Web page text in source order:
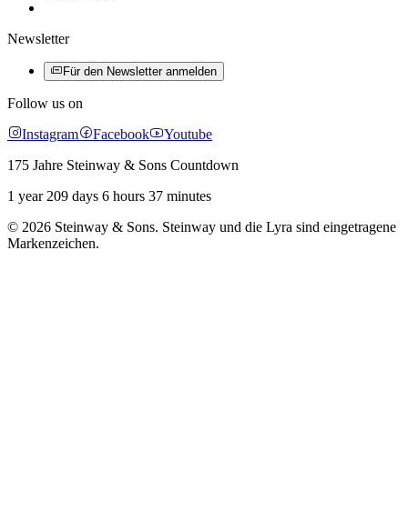
Newsletter
Für den Newsletter anmelden
Follow us on
Instagram
Facebook
Youtube
175 Jahre Steinway & Sons Countdown
1 year 209 days 6 hours 37 minutes
© 2026 Steinway & Sons. Steinway und die Lyra sind eingetragene
Markenzeichen.